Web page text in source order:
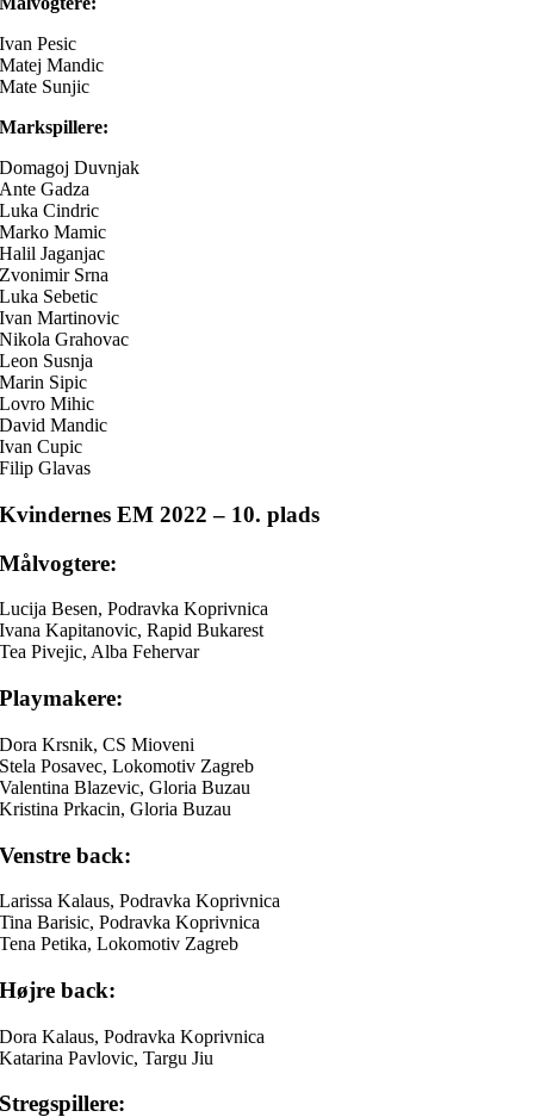
Ivan Pesic
Matej Mandic
Mate Sunjic
Markspillere:
Domagoj Duvnjak
Ante Gadza
Luka Cindric
Marko Mamic
Halil Jaganjac
Zvonimir Srna
Luka Sebetic
Ivan Martinovic
Nikola Grahovac
Leon Susnja
Marin Sipic
Lovro Mihic
David Mandic
Ivan Cupic
Filip Glavas
Kvindernes EM 2022 – 10. plads
Målvogtere:
Lucija Besen, Podravka Koprivnica
Ivana Kapitanovic, Rapid Bukarest
Tea Pivejic, Alba Fehervar
Playmakere:
Dora Krsnik, CS Mioveni
Stela Posavec, Lokomotiv Zagreb
Valentina Blazevic, Gloria Buzau
Kristina Prkacin, Gloria Buzau
Venstre back:
Larissa Kalaus, Podravka Koprivnica
Tina Barisic, Podravka Koprivnica
Tena Petika, Lokomotiv Zagreb
Højre back:
Dora Kalaus, Podravka Koprivnica
Katarina Pavlovic, Targu Jiu
Stregspillere: